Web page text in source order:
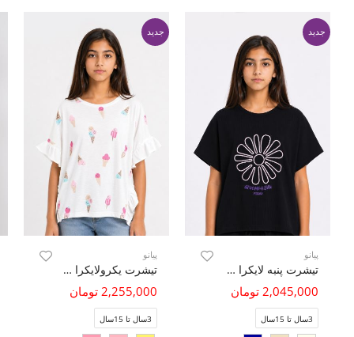
جدید
پیانو
تیشرت پنبه لایکرا سوزن خالی (ست با کد 10790)
2,045,000 تومان
3سال تا 15سال
جدید
پیانو
تیشرت یکرولایکرا اسلپ چین دار
2,255,000 تومان
3سال تا 15سال